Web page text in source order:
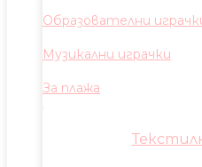
Образователни
Музикални играчки
За плажа